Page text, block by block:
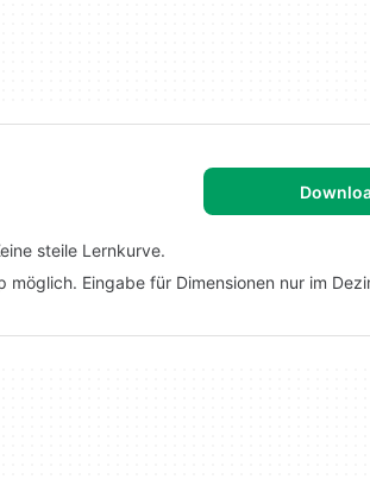
steile Lernkurve.
Eingabe für Dimensionen nur im